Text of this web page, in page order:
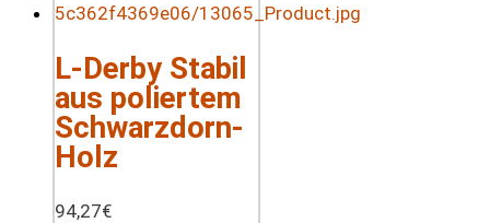
L-Derby Stabil
aus poliertem
Schwarzdorn-
Holz
94,27€